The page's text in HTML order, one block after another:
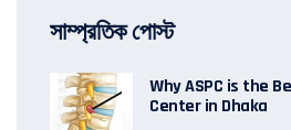
সাম্প্রতিক পোস্ট
Why ASPC is the
Center in Dhaka